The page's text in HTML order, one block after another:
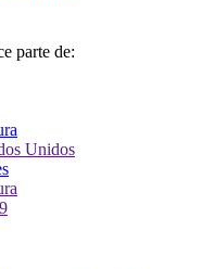
parte de: